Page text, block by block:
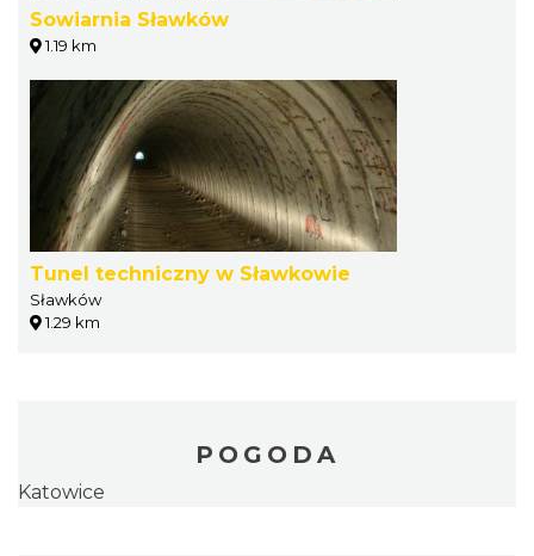
Sowiarnia Sławków
1.19 km
Tunel techniczny w Sławkowie
Sławków
1.29 km
POGODA
Katowice